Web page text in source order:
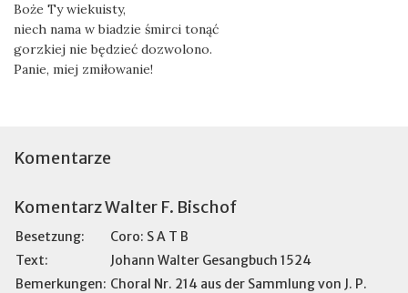
Boże Ty wiekuisty,
niech nama w biadzie śmirci tonąć
gorzkiej nie będzieć dozwolono.
Panie, miej zmiłowanie!
Komentarze
Komentarz Walter F. Bischof
Besetzung:
Coro: S A T B
Text:
Johann Walter Gesangbuch 1524
Bemerkungen: Choral Nr. 214 aus der Sammlung von J. P.